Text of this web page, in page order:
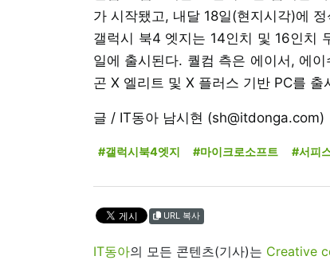
가 시작됐고, 내달 18일(현지시각)에
갤럭시 북4 엣지는 14인치 및 16인치
일에 출시된다. 퀄컴 측은 에이서, 에
곤 X 엘리트 및 X 플러스 기반 PC를 출
글 / IT동아 남시현 (sh@itdonga.com)
#갤럭시북4엣지 #마이크로소프트 #서피
URL 복사
IT동아의 모든 콘텐츠(기사)는 Creative